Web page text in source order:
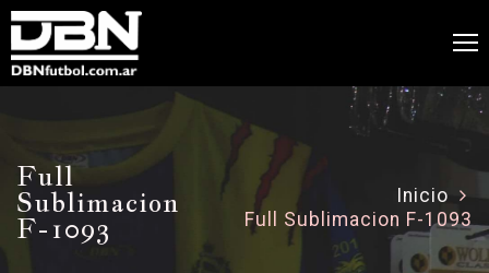
Full
Sublimacion
F-1093
Inicio
Full Sublimacion F-1093